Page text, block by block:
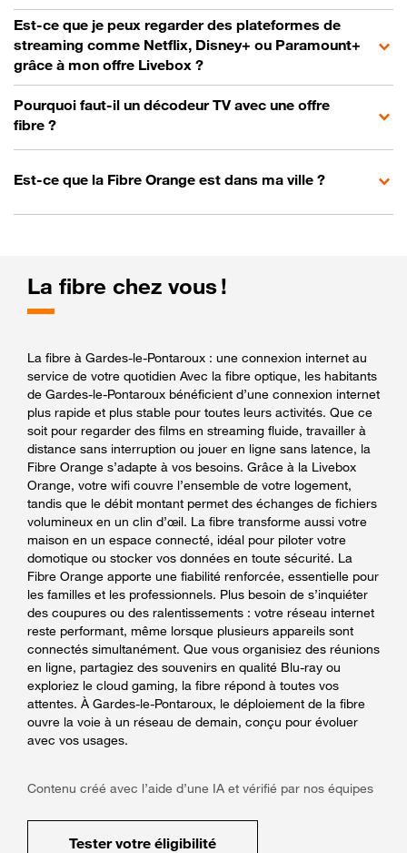
Est-ce que je peux regarder des plateformes de
streaming comme Netflix, Disney+ ou Paramount+
grâce à mon offre Livebox ?
Pourquoi faut-il un décodeur TV avec une offre
fibre ?
Est-ce que la Fibre Orange est dans ma ville ?
La fibre chez vous !
La fibre à Gardes-le-Pontaroux : une connexion internet au
service de votre quotidien Avec la fibre optique, les habitants
de Gardes-le-Pontaroux bénéficient d’une connexion internet
plus rapide et plus stable pour toutes leurs activités. Que ce
soit pour regarder des films en streaming fluide, travailler à
distance sans interruption ou jouer en ligne sans latence, la
Fibre Orange s’adapte à vos besoins. Grâce à la Livebox
Orange, votre wifi couvre l’ensemble de votre logement,
tandis que le débit montant permet des échanges de fichiers
volumineux en un clin d’œil. La fibre transforme aussi votre
maison en un espace connecté, idéal pour piloter votre
domotique ou stocker vos données en toute sécurité. La
Fibre Orange apporte une fiabilité renforcée, essentielle pour
les familles et les professionnels. Plus besoin de s’inquiéter
des coupures ou des ralentissements : votre réseau internet
reste performant, même lorsque plusieurs appareils sont
connectés simultanément. Que vous organisiez des réunions
en ligne, partagiez des souvenirs en qualité Blu-ray ou
exploriez le cloud gaming, la fibre répond à toutes vos
attentes. À Gardes-le-Pontaroux, le déploiement de la fibre
ouvre la voie à un réseau de demain, conçu pour évoluer
avec vos usages.
Contenu créé avec l’aide d’une IA et vérifié par nos équipes
Tester votre éligibilité